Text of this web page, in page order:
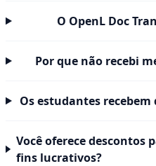
O OpenL Doc
Por que não recebi
Os estudantes
Você oferece descontos
fins lucrativos?